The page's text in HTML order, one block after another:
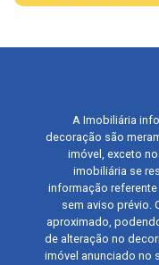
A Imobiliária
decoração são
imóvel, exceto
imobiliária se
informação
sem aviso prévio.
aproximado,
de alteração no
imóvel anunciado no